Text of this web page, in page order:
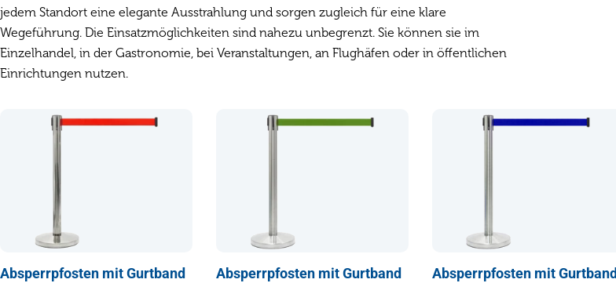
jedem Standort eine elegante Ausstrahlung und sorgen zugleich für eine klare
Wegeführung. Die Einsatzmöglichkeiten sind nahezu unbegrenzt. Sie können sie im
Einzelhandel, in der Gastronomie, bei Veranstaltungen, an Flughäfen oder in öffentlichen
Einrichtungen nutzen.
Absperrpfosten mit Gurtband
Absperrpfosten mit Gurtband
Absperrpfosten mit Gurtband